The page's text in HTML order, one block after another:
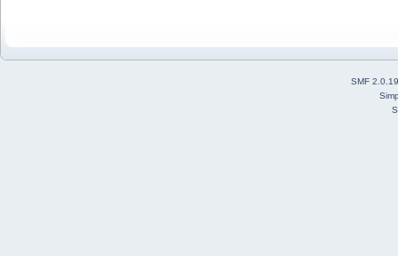
SMF 2.0.19